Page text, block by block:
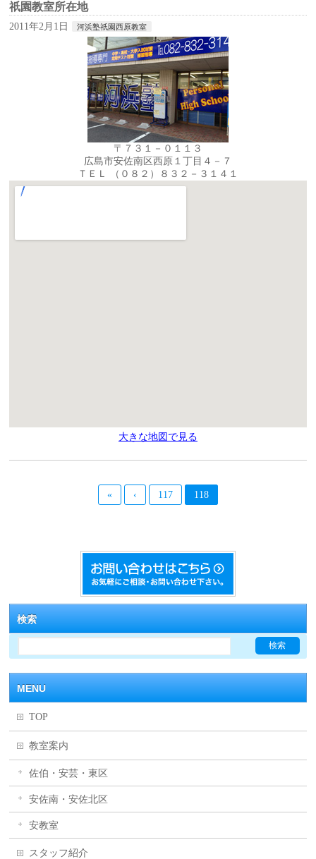
祇園教室所在地
2011年2月1日 河浜塾祇園西原教室
〒７３１－０１１３
広島市安佐南区西原１丁目４－７
ＴＥＬ （０８２）８３２－３１４１
大きな地図で見る
« ‹ 117 118
検索
MENU
TOP
教室案内
佐伯・安芸・東区
安佐南・安佐北区
安教室
スタッフ紹介